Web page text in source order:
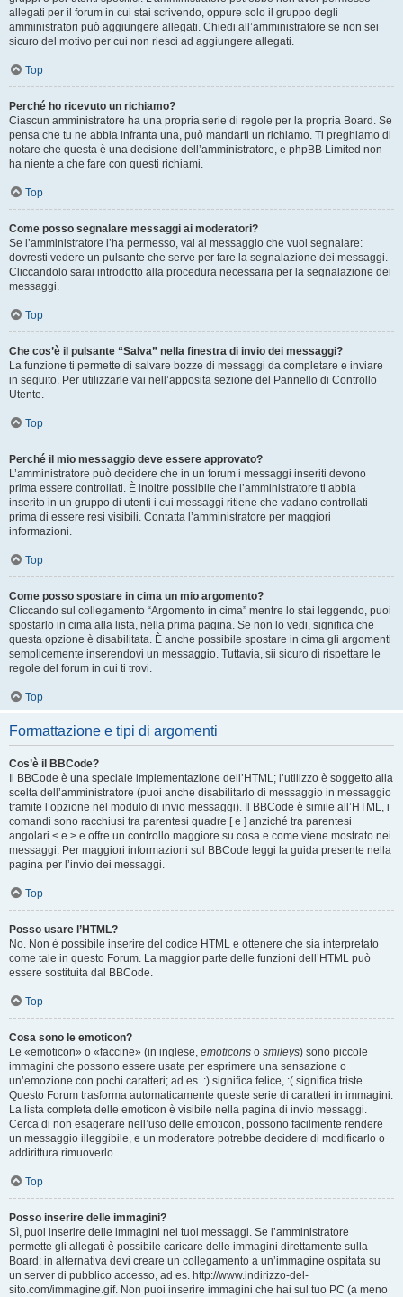
allegati per il forum in cui stai scrivendo, oppure solo il gruppo degli
amministratori può aggiungere allegati. Chiedi all’amministratore se non sei
sicuro del motivo per cui non riesci ad aggiungere allegati.
Top
Perché ho ricevuto un richiamo?
Ciascun amministratore ha una propria serie di regole per la propria Board. Se
pensa che tu ne abbia infranta una, può mandarti un richiamo. Ti preghiamo di
notare che questa è una decisione dell’amministratore, e phpBB Limited non
ha niente a che fare con questi richiami.
Top
Come posso segnalare messaggi ai moderatori?
Se l’amministratore l’ha permesso, vai al messaggio che vuoi segnalare:
dovresti vedere un pulsante che serve per fare la segnalazione dei messaggi.
Cliccandolo sarai introdotto alla procedura necessaria per la segnalazione dei
messaggi.
Top
Che cos’è il pulsante “Salva” nella finestra di invio dei messaggi?
La funzione ti permette di salvare bozze di messaggi da completare e inviare
in seguito. Per utilizzarle vai nell’apposita sezione del Pannello di Controllo
Utente.
Top
Perché il mio messaggio deve essere approvato?
L’amministratore può decidere che in un forum i messaggi inseriti devono
prima essere controllati. È inoltre possibile che l’amministratore ti abbia
inserito in un gruppo di utenti i cui messaggi ritiene che vadano controllati
prima di essere resi visibili. Contatta l’amministratore per maggiori
informazioni.
Top
Come posso spostare in cima un mio argomento?
Cliccando sul collegamento “Argomento in cima” mentre lo stai leggendo, puoi
spostarlo in cima alla lista, nella prima pagina. Se non lo vedi, significa che
questa opzione è disabilitata. È anche possibile spostare in cima gli argomenti
semplicemente inserendovi un messaggio. Tuttavia, sii sicuro di rispettare le
regole del forum in cui ti trovi.
Top
Formattazione e tipi di argomenti
Cos’è il BBCode?
Il BBCode è una speciale implementazione dell’HTML; l’utilizzo è soggetto alla
scelta dell’amministratore (puoi anche disabilitarlo di messaggio in messaggio
tramite l’opzione nel modulo di invio messaggi). Il BBCode è simile all’HTML, i
comandi sono racchiusi tra parentesi quadre [ e ] anziché tra parentesi
angolari < e > e offre un controllo maggiore su cosa e come viene mostrato nei
messaggi. Per maggiori informazioni sul BBCode leggi la guida presente nella
pagina per l’invio dei messaggi.
Top
Posso usare l’HTML?
No. Non è possibile inserire del codice HTML e ottenere che sia interpretato
come tale in questo Forum. La maggior parte delle funzioni dell’HTML può
essere sostituita dal BBCode.
Top
Cosa sono le emoticon?
Le «emoticon» o «faccine» (in inglese, emoticons o smileys) sono piccole
immagini che possono essere usate per esprimere una sensazione o
un’emozione con pochi caratteri; ad es. :) significa felice, :( significa triste.
Questo Forum trasforma automaticamente queste serie di caratteri in immagini.
La lista completa delle emoticon è visibile nella pagina di invio messaggi.
Cerca di non esagerare nell’uso delle emoticon, possono facilmente rendere
un messaggio illeggibile, e un moderatore potrebbe decidere di modificarlo o
addirittura rimuoverlo.
Top
Posso inserire delle immagini?
Sì, puoi inserire delle immagini nei tuoi messaggi. Se l’amministratore
permette gli allegati è possibile caricare delle immagini direttamente sulla
Board; in alternativa devi creare un collegamento a un’immagine ospitata su
un server di pubblico accesso, ad es. http://www.indirizzo-del-
sito.com/immagine.gif. Non puoi inserire immagini che hai sul tuo PC (a meno